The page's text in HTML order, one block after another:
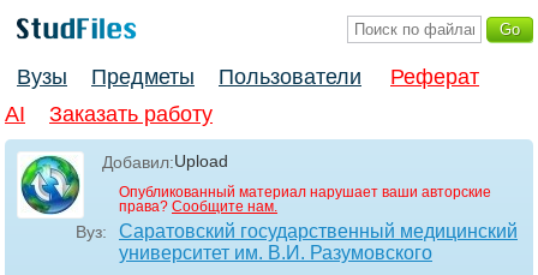
Вузы Предметы Пользователи
Реферат
AI
Заказать работу
Добавил:Upload
Опубликованный материал нарушает ваши авторские
права? Сообщите нам.
Вуз:
Саратовский государственный медицинский
университет им. В.И. Разумовского